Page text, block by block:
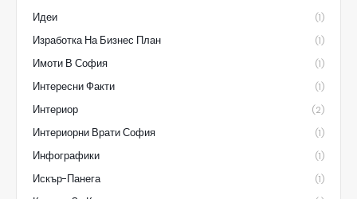
Идеи (1)
Изработка На Бизнес План (1)
Имоти В София (1)
Интересни Факти (1)
Интериор (2)
Интериорни Врати София (1)
Инфографики (1)
Искър-Панега (1)